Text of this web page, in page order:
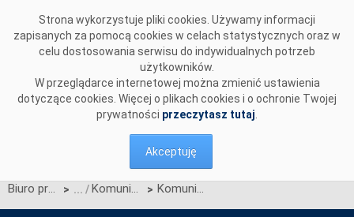
Strona wykorzystuje pliki cookies. Używamy informacji
zapisanych za pomocą cookies w celach statystycznych oraz w
celu dostosowania serwisu do indywidualnych potrzeb
użytkowników.
W przeglądarce internetowej można zmienić ustawienia
dotyczące cookies. Więcej o plikach cookies i o ochronie Twojej
prywatności przeczytasz tutaj
Akceptuję
Biuro prasowe > Komunikaty OSP > Komunikat OSP dotyczący zawieszenia procesu Jednolitego łączenia Rynków Dnia Bieżącego w dn. 22.09.2020